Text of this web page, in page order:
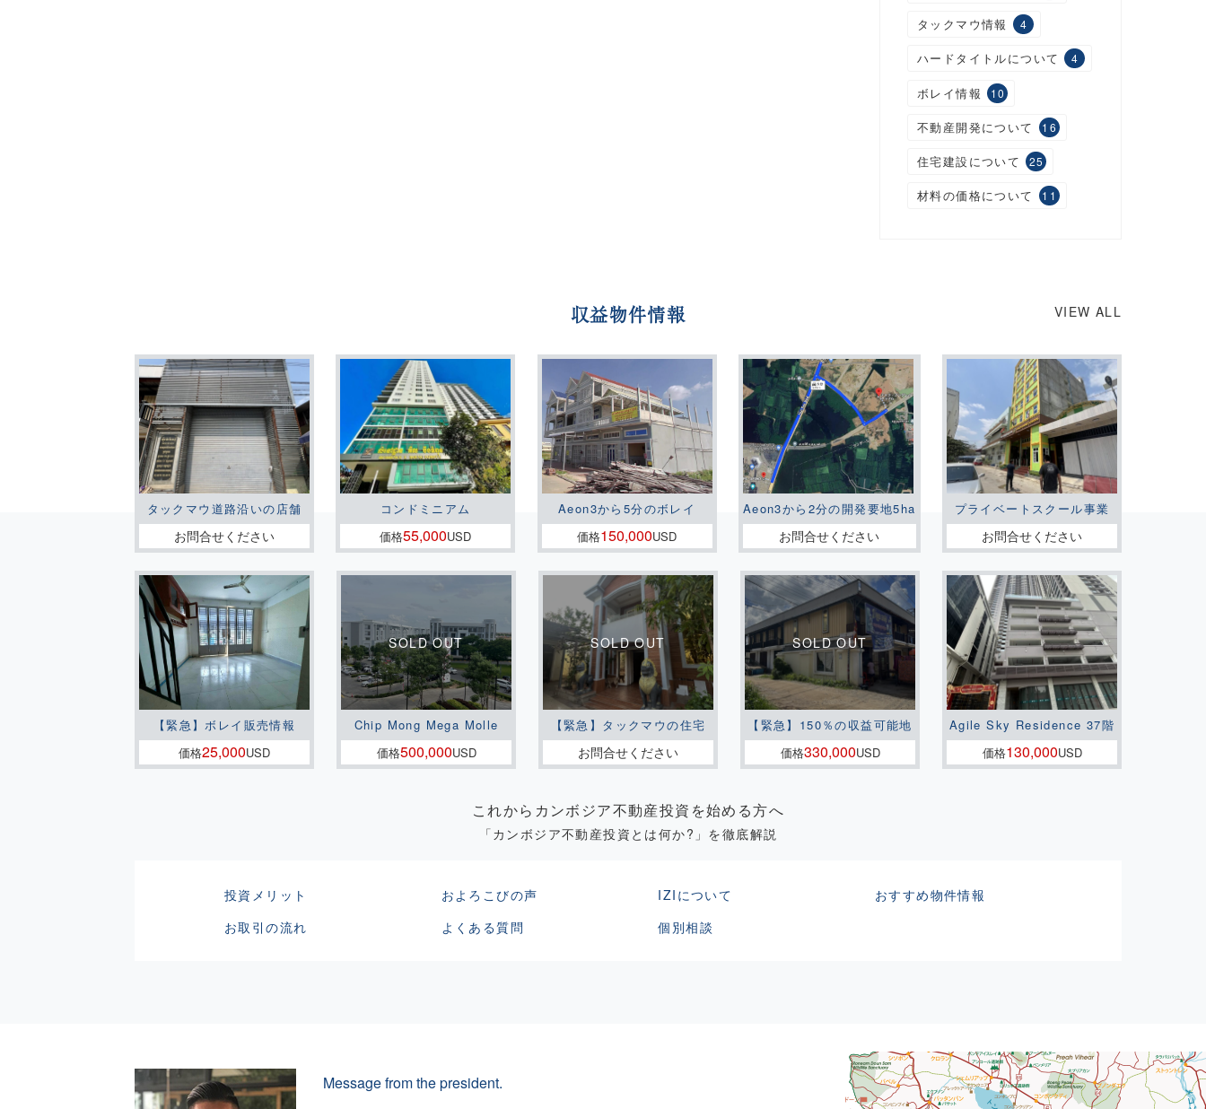
タックマウ情報 4
ハードタイトルについて 4
ボレイ情報 10
不動産開発について 16
住宅建設について 25
材料の価格について 11
収益物件情報 VIEW ALL
タックマウ道路沿いの店舗
お問合せください
コンドミニアム
価格55,000USD
Aeon3から5分のボレイ
価格150,000USD
Aeon3から2分の開発要地5ha
お問合せください
プライベートスクール事業
お問合せください
【緊急】ボレイ販売情報
価格25,000USD
Chip Mong Mega Molle
価格500,000USD
【緊急】タックマウの住宅
お問合せください
【緊急】150％の収益可能地
価格330,000USD
Agile Sky Residence 37階
価格130,000USD
これからカンボジア不動産投資を始める方へ
「カンボジア不動産投資とは何か?」を徹底解説
投資メリット およろこびの声 IZIについて
おすすめ物件情報
お取引の流れ
よくある質問 個別相談
Message from the president.